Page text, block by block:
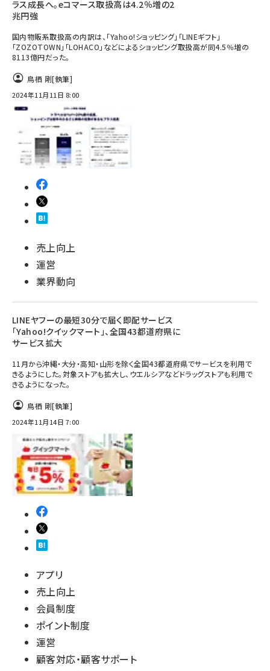
ラス成長へ。eコマース取扱高は4.2％増の2
兆円強
国内物販系取扱高の内訳は、「Yahoo!ショッピング」「LINEギフト」
「ZOZOTOWN」「LOHACO」などによるショッピング取扱高が同4.5％増の
8113億円だった。
鳥栖 剛[執筆]
2024年11月11日 8:00
売上向上
運営
業界動向
LINEヤフーの最短30分で届く即配サービス
「Yahoo!クイックマート」、全国43都道府県に
サービス拡大
11月から沖縄・大分・高知・山形を除く全国43都道府県でサービスを利用で
きるようにした。対象ストアも拡大し、ウエルシアなどドラッグストアも利用で
きるようになった。
鳥栖 剛[執筆]
2024年11月14日 7:00
アプリ
売上向上
会員制度
ポイント制度
運営
顧客対応・顧客サポート